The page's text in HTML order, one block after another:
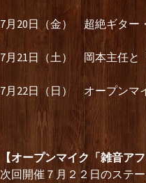
7月20日（金） 超絶ギター
7月21日（土） 岡本主任と
7月22日（日） オープンマ
【オープンマイク「雑音ア
次回開催７月２２日のステ